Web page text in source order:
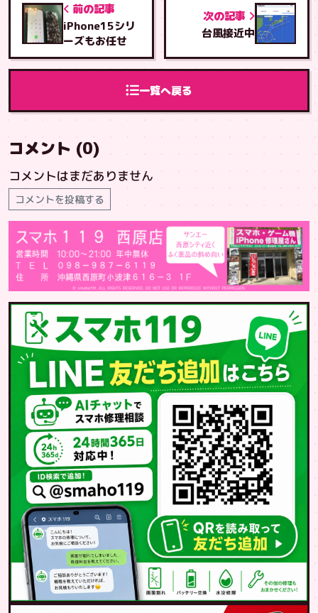
前の記事
iPhone15シリ
ーズもお任せ
一覧へ戻る
次の記事
台風接近中
コメント (0)
コメントはまだありません
コメントを投稿する